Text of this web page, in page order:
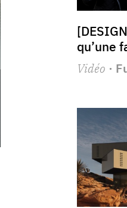
qu’une
Vidéo ·